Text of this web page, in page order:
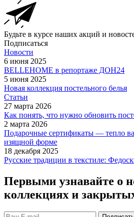
Будьте в курсе наших акций и
Подписаться
Новости
6 июня 2025
BELLEHOME в репортаже ДОН24
5 июня 2025
Новая коллекция постельного белья
Статьи
27 марта 2026
Как понять, что нужно обновить
2 марта 2026
Подарочные сертификаты — тепло
изящной форме
18 декабря 2025
Русские традиции в текстиле:
Первыми узнавайте о
коллекциях и